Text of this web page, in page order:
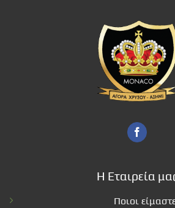
Η Εταιρεία
Ποιοι